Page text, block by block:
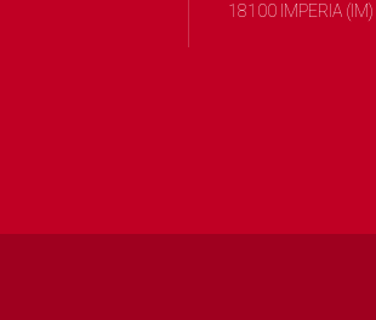
18100 IMPERIA (IM)